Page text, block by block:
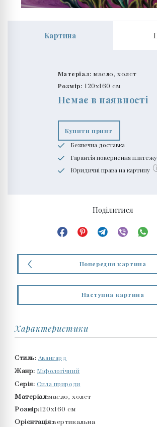
Картина
Матеріал: масло, холст
Розмір: 120x160 см
Немає в наявності
Купити принт
Безпечна доставка
Гарантія повернення платежу
Юридичні права на картину
Поділитися
Попередня картина
Наступна картина
Характеристики
Стиль: Авангард
Жанр: Міфологічний
Серія: Сила природи
Матеріал:масло, холст
Розмір:120x160 см
Орієнтація:вертикальна